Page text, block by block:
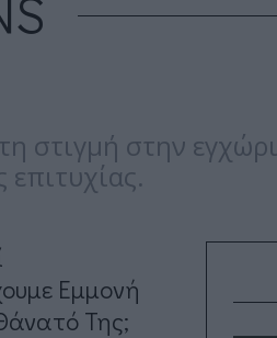
στιγμή στην
επιτυχίας.
Εμμονή
Της;